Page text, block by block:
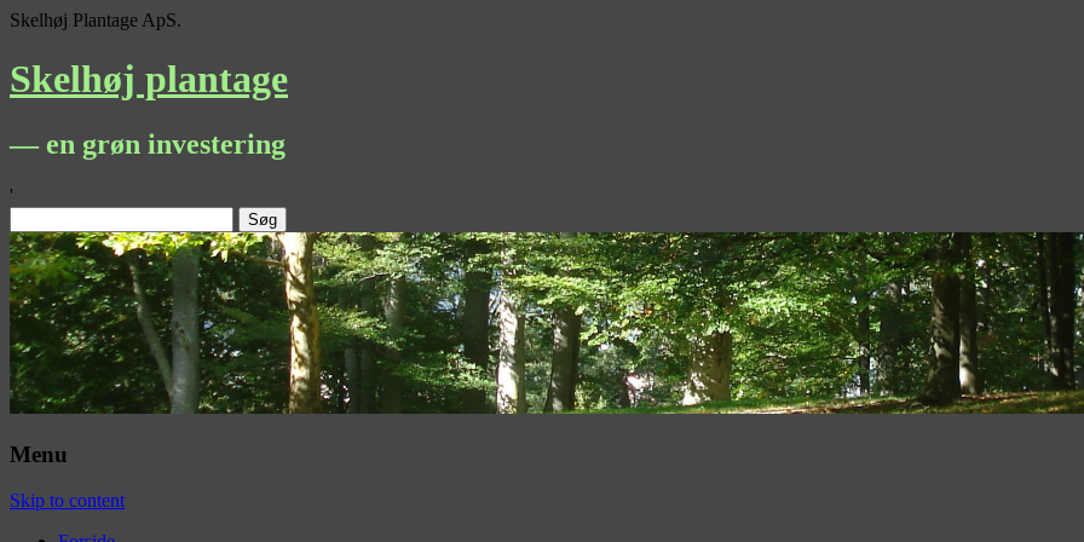
Skelhøj Plantage ApS.
Skelhøj plantage
— en grøn investering
'
efter:
Menu
Skip to content